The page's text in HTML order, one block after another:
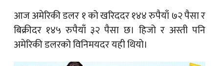
आज अमेरिकी डलर १ को खरिददर १४४ रुपैयाँ ७२ पैसा र
बिक्रीदर १४५ रुपैयाँ ३२ पैसा छ। हिजो र अस्ती पनि
अमेरिकी डलरको विनिमयदर यही थियो।